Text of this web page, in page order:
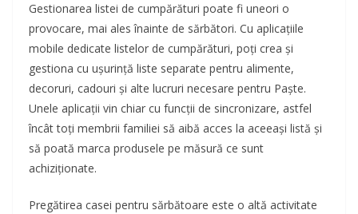
Gestionarea listei de cumpărături poate fi uneori o
provocare, mai ales înainte de sărbători. Cu aplicațiile
mobile dedicate listelor de cumpărături, poți crea și
gestiona cu ușurință liste separate pentru alimente,
decoruri, cadouri și alte lucruri necesare pentru Paște.
Unele aplicații vin chiar cu funcții de sincronizare, astfel
încât toți membrii familiei să aibă acces la aceeași listă și
să poată marca produsele pe măsură ce sunt
achiziționate.
Pregătirea casei pentru sărbătoare este o altă activitate